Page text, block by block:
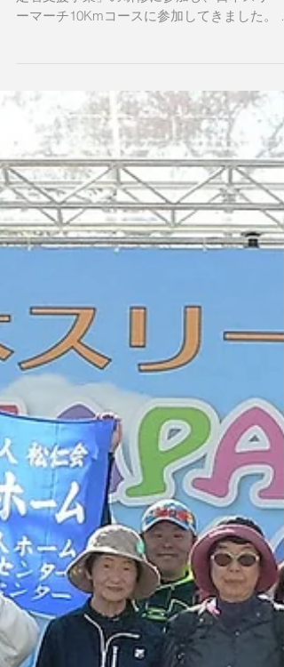
松仁会の新任職員4名が「埼玉県 新任介護職員
修」と「交流」を通じてモチベーションアッ
と定着を図るという趣旨で開催されたもので
す。...